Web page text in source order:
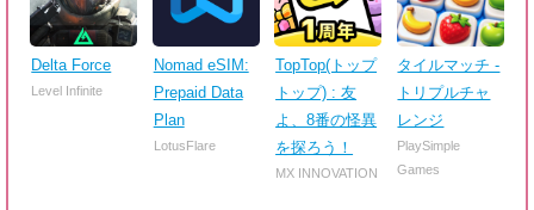
Delta Force
Level Infinite
Nomad eSIM:
Prepaid Data
Plan
LotusFlare
TopTop(トップ
トップ) : 友
よ、8番の怪異
を探ろう！
MX INNOVATION
タイルマッチ -
トリプルチャ
レンジ
PlaySimple
Games